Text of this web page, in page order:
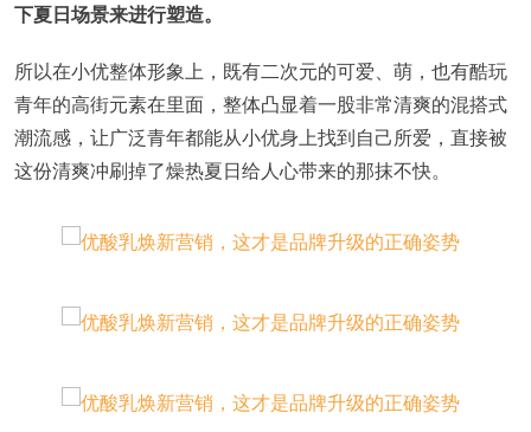
下夏日场景来进行塑造。
所以在小优整体形象上，既有二次元的可爱、萌，也有酷玩
青年的高街元素在里面，整体凸显着一股非常清爽的混搭式
潮流感，让广泛青年都能从小优身上找到自己所爱，直接被
这份清爽冲刷掉了燥热夏日给人心带来的那抹不快。